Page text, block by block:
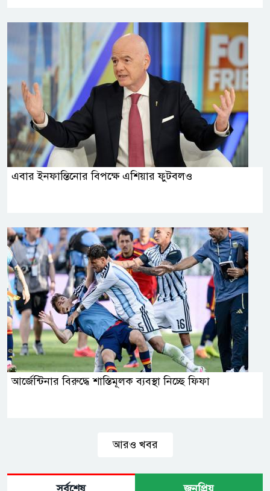
এবার ইনফান্তিনোর বিপক্ষে এশিয়ার ফুটবলও
আর্জেন্টিনার বিরুদ্ধে শাস্তিমূলক ব্যবস্থা নিচ্ছে ফিফা
আরও খবর